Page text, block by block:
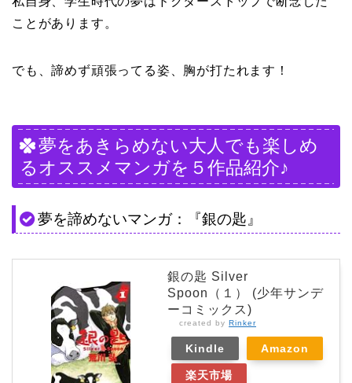
ことがあります。
でも、諦めず頑張ってる姿、胸が打たれます！
夢をあきらめない大人でも楽しめ
るオススメマンガを５作品紹介♪
夢を諦めないマンガ：『銀の匙』
銀の匙 Silver
Spoon（１） (少年サンデ
ーコミックス)
created by Rinker
Kindle Amazon
楽天市場